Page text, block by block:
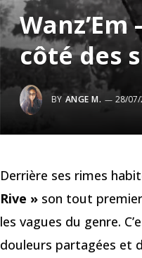
Wanz’Em
côté des
BY ANGE M. 28/
Derrière ses rimes
Rive » son tout
les vagues du genre.
douleurs partagées et